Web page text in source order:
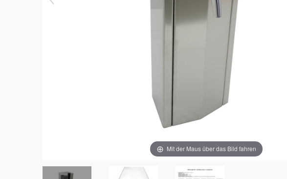
Mit der Maus über das Bild fahren